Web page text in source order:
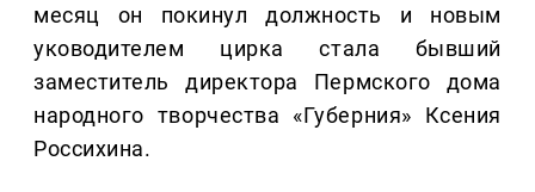
месяц он покинул должность и новым
уководителем цирка стала бывший
заместитель директора Пермского дома
народного творчества «Губерния» Ксения
Россихина.